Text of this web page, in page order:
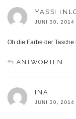
YASSI
JUNI 30, 2014
Oh die Farbe der
ANTWORTEN
INA
JUNI 30, 2014